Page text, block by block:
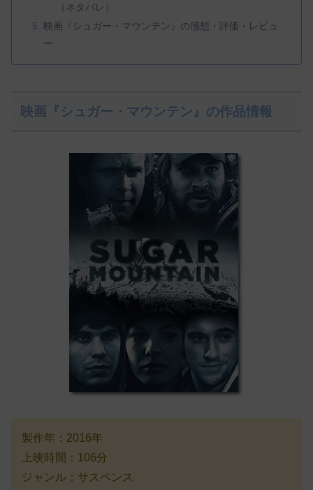
（ネタバレ）
映画『シュガー・マウンテン』の感想・評価・レビュ
ー
映画『シュガー・マウンテン』の作品情報
製作年：2016年
上映時間：106分
ジャンル：サスペンス